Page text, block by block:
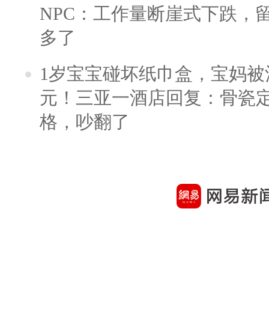
NPC：工作量断崖式下跌，
多了
1岁宝宝碰坏纸巾盒，宝妈
元！三亚一酒店回复：骨瓷
格，吵翻了